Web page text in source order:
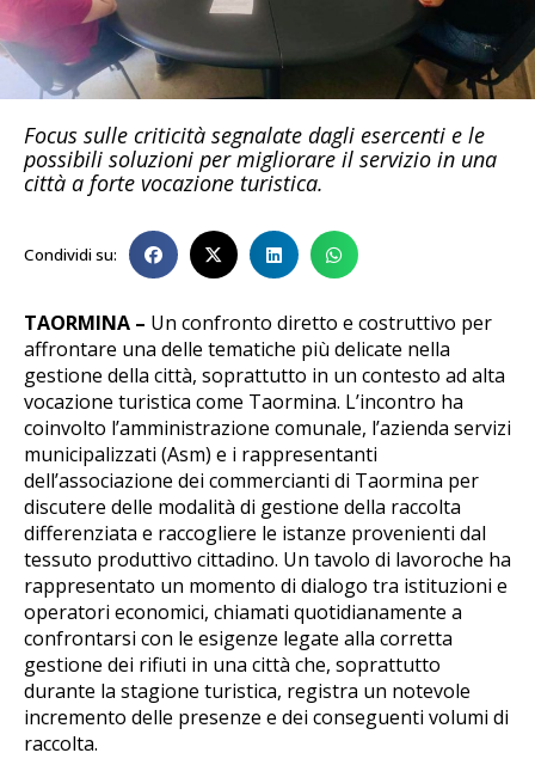
Focus sulle criticità segnalate dagli esercenti e le
possibili soluzioni per migliorare il servizio in una
città a forte vocazione turistica.
Condividi su:
TAORMINA – Un confronto diretto e costruttivo per
affrontare una delle tematiche più delicate nella
gestione della città, soprattutto in un contesto ad alta
vocazione turistica come Taormina. L’incontro ha
coinvolto l’amministrazione comunale, l’azienda servizi
municipalizzati (Asm) e i rappresentanti
dell’associazione dei commercianti di Taormina per
discutere delle modalità di gestione della raccolta
differenziata e raccogliere le istanze provenienti dal
tessuto produttivo cittadino. Un tavolo di lavoroche ha
rappresentato un momento di dialogo tra istituzioni e
operatori economici, chiamati quotidianamente a
confrontarsi con le esigenze legate alla corretta
gestione dei rifiuti in una città che, soprattutto
durante la stagione turistica, registra un notevole
incremento delle presenze e dei conseguenti volumi di
raccolta.